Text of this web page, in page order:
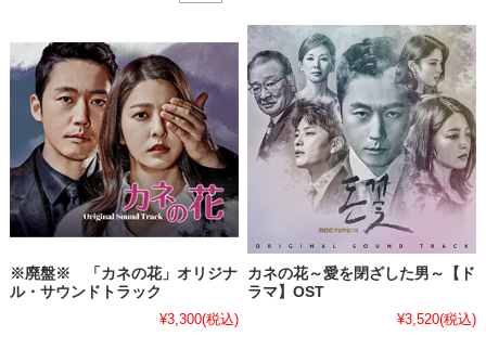
※廃盤※ 「カネの花」オリジナ
ル・サウンドトラック
¥3,300(税込)
カネの花～愛を閉ざした男～【ド
ラマ】OST
¥3,520(税込)